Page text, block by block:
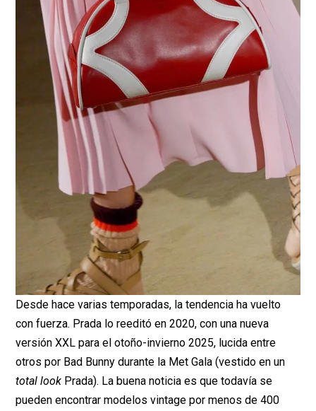
Desde hace varias temporadas, la tendencia ha vuelto
con fuerza. Prada lo reeditó en 2020, con una nueva
versión XXL para el otoño-invierno 2025, lucida entre
otros por Bad Bunny durante la Met Gala (vestido en un
total look Prada). La buena noticia es que todavía se
pueden encontrar modelos vintage por menos de 400